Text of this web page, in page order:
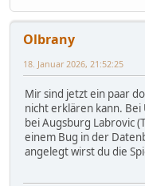
Olbrany
18. Januar 2026, 21:52:25
Mir sind jetzt ein paar
nicht erklären kann. Bei
bei Augsburg Labrovic
einem Bug in der
angelegt wirst du die